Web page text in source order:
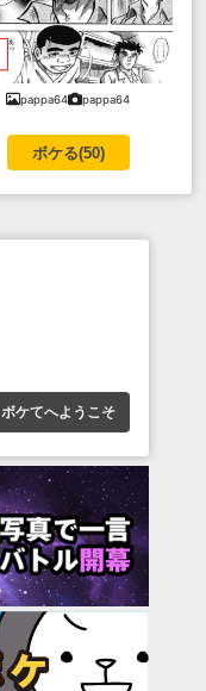
pappa64 pappa64
ボケる(50)
ボケてへようこそ